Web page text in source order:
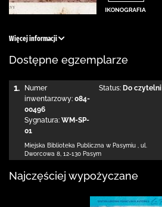
Więcej informacji
Dostępne egzemplarze
1.
Numer
inwentarzowy: 084-
00496
Sygnatura: WM-SP-
01
Status: Do czytelni
Miejska Biblioteka Publiczna w Pasymiu
ul.
Dworcowa 8 12-130 Pasym
Najczęściej wypożyczane